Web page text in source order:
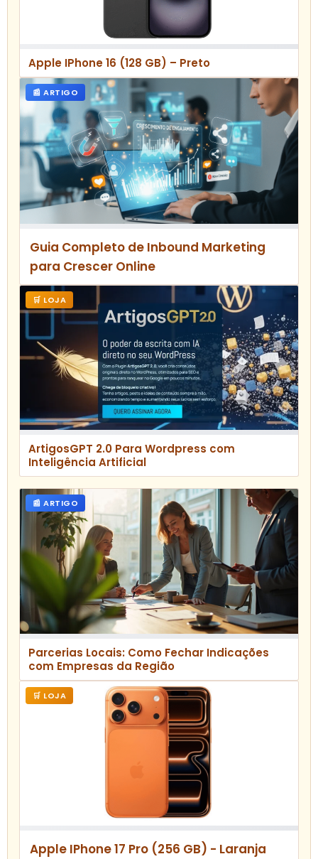
Apple IPhone 16 (128 GB) – Preto
📰 ARTIGO
Guia Completo de Inbound Marketing
para Crescer Online
🛒 LOJA
ArtigosGPT 2.0 Para Wordpress com
Inteligência Artificial
📰 ARTIGO
Parcerias Locais: Como Fechar Indicações
com Empresas da Região
🛒 LOJA
Apple IPhone 17 Pro (256 GB) - Laranja